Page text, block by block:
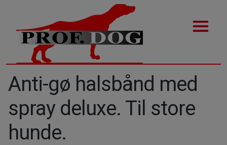
Anti-gø halsbånd med
spray deluxe. Til store
hunde.